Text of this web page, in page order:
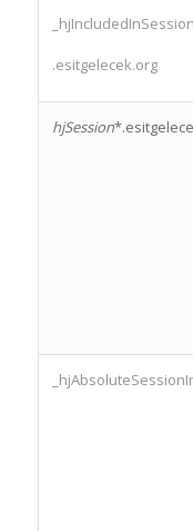
.esitgelecek.org
hjSession